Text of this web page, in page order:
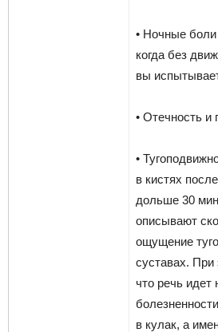
• Ночные боли
когда без
вы
• Отечность и
•
в кистях
дольше 30
описывают
ощущение
суставах. При
что речь идет
в кулак, а